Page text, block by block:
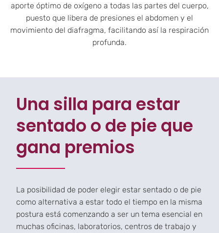
aporte óptimo de oxígeno a todas las partes del cuerpo,
puesto que libera de presiones el abdomen y el
movimiento del diafragma, facilitando así la respiración
profunda.
Una silla para estar
sentado o de pie que
gana premios
La posibilidad de poder elegir estar sentado o de pie
como alternativa a estar todo el tiempo en la misma
postura está comenzando a ser un tema esencial en
muchas oficinas, laboratorios, centros de trabajo y